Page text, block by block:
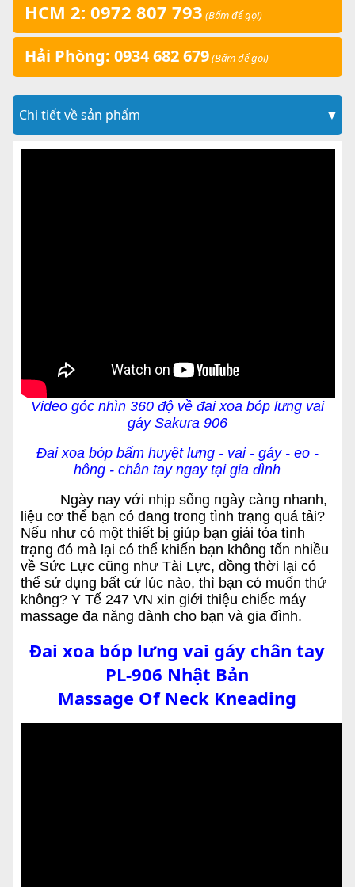
HCM 2: 0972 807 793 (Bấm để gọi)
Hải Phòng: 0934 682 679(Bấm để gọi)
Chi tiết về sản phẩm ▼
Video góc nhìn 360 độ về đai xoa bóp lưng vai
gáy Sakura 906
Đai xoa bóp bấm huyệt lưng - vai - gáy - eo -
hông - chân tay ngay tại gia đình
Ngày nay với nhịp sống ngày càng nhanh,
liệu cơ thể bạn có đang trong tình trạng quá tải?
Nếu như có một thiết bị giúp bạn giải tỏa tình
trạng đó mà lại có thể khiến bạn không tốn nhiều
về Sức Lực cũng như Tài Lực, đồng thời lại có
thể sử dụng bất cứ lúc nào, thì bạn có muốn thử
không? Y Tế 247 VN xin giới thiệu chiếc máy
massage đa năng dành cho bạn và gia đình.
Đai xoa bóp lưng vai gáy chân tay
PL-906 Nhật Bản
Massage Of Neck Kneading